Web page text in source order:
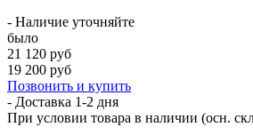
- Наличие уточняйте
было
21 120 руб
19 200 руб
Позвонить и купить
- Доставка 1-2 дня
При условии товара в наличии (осн.